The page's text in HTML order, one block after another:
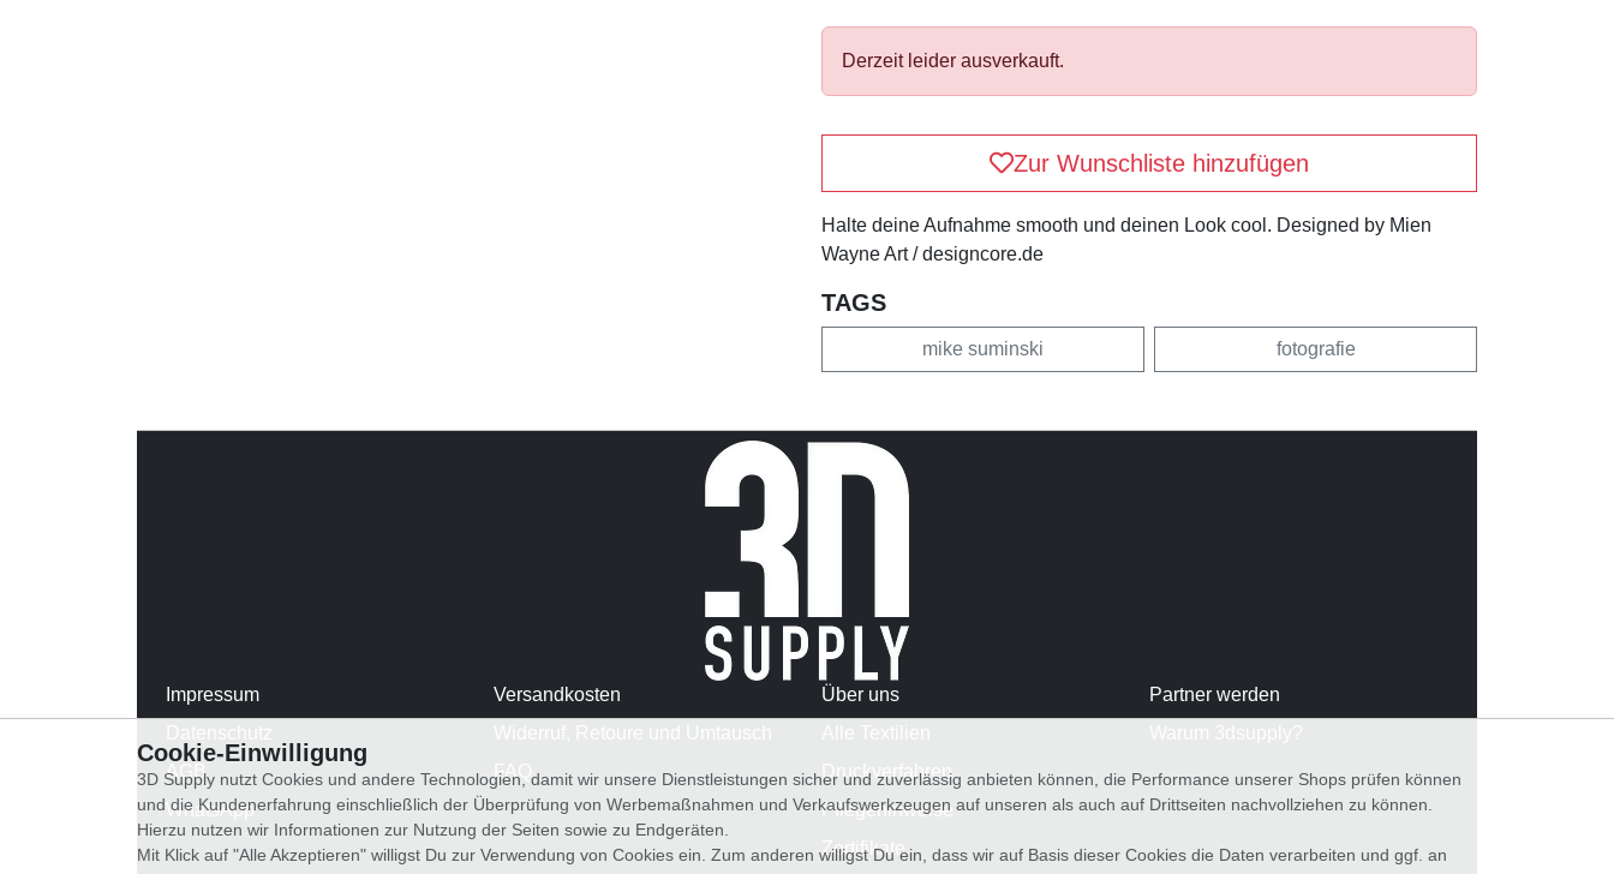
Derzeit leider ausverkauft.
Zur Wunschliste hinzufügen
Halte deine Aufnahme smooth und deinen Look cool. Designed by Mien
Wayne Art / designcore.de
TAGS
mike suminski fotografie
Impressum
AGB
WhatsApp
Versandkosten
FAQ
Über uns
Druckverfahren
Pflegehinweise
Zertifikate
Partner werden
Cookie-Einwilligung
3D Supply nutzt Cookies und andere Technologien, damit wir unsere Dienstleistungen sicher und zuverlässig anbieten können, die Performance unserer Shops prüfen können
und die Kundenerfahrung einschließlich der Überprüfung von Werbemaßnahmen und Verkaufswerkzeugen auf unseren als auch auf Drittseiten nachvollziehen zu können.
Hierzu nutzen wir Informationen zur Nutzung der Seiten sowie zu Endgeräten.
Mit Klick auf "Alle Akzeptieren" willigst Du zur Verwendung von Cookies ein. Zum anderen willigst Du ein, dass wir auf Basis dieser Cookies die Daten verarbeiten und ggf. an